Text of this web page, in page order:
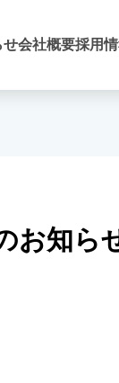
せ会社概要採用
お知ら